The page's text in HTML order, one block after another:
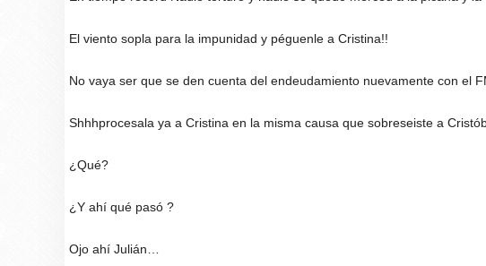
El viento sopla para la impunidad y péguenle a Cristina!!
No vaya ser que se den cuenta del endeudamiento nuevamente con el
Shhhprocesala ya a Cristina en la misma causa que sobreseiste a
¿Qué?
¿Y ahí qué pasó ?
Ojo ahí Julián…